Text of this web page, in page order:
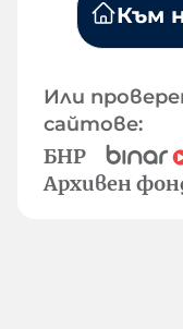
Към
Или
сайтове:
БНР
Архивен